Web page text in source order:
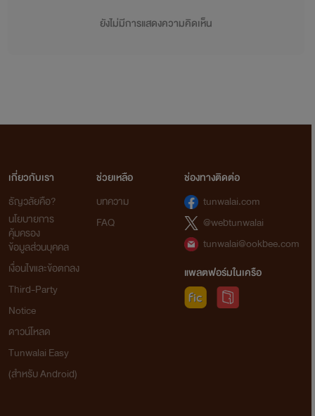
ยังไม่มีการแสดงความคิดเห็น
เกี่ยวกับเรา
ธัญวลัยคือ?
นโยบายการ
คุ้มครอง
ข้อมูลส่วนบุคคล
เงื่อนไขและข้อตกลง
Third-Party
Notice
ดาวน์โหลด
Tunwalai Easy
(สำหรับ Android)
ช่วยเหลือ
บทความ
FAQ
ช่องทางติดต่อ
tunwalai.com
@webtunwalai
tunwalai@ookbee.com
แพลตฟอร์มในเครือ